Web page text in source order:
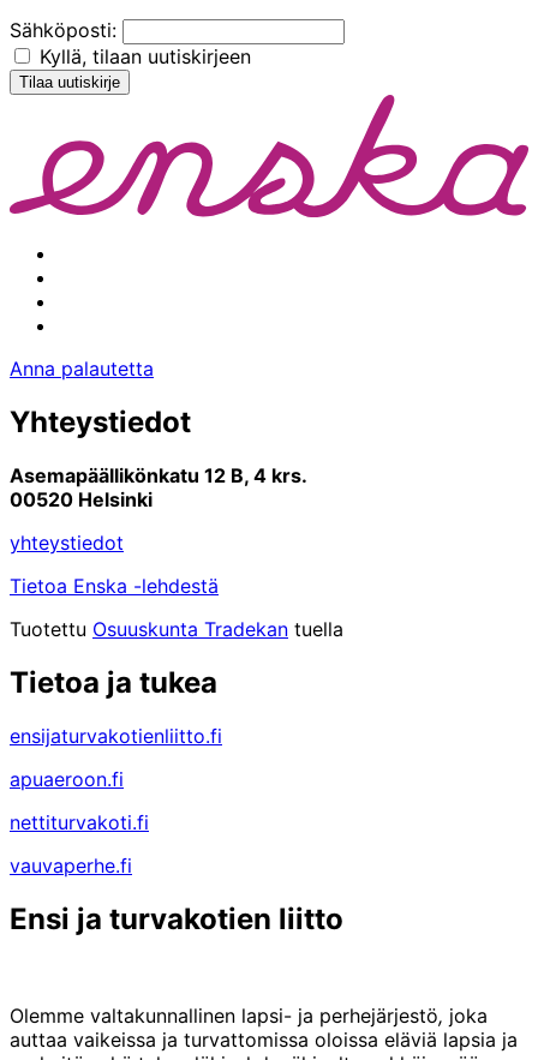
Sähköposti:
Kyllä, tilaan uutiskirjeen
Anna palautetta
Yhteystiedot
Asemapäällikönkatu 12 B, 4 krs.
00520 Helsinki
yhteystiedot
Tietoa Enska -lehdestä
Tuotettu Osuuskunta Tradekan tuella
Tietoa ja tukea
ensijaturvakotienliitto.fi
apuaeroon.fi
nettiturvakoti.fi
vauvaperhe.fi
Ensi ja turvakotien liitto
Olemme valtakunnallinen lapsi- ja perhejärjestö, joka
auttaa vaikeissa ja turvattomissa oloissa eläviä lapsia ja